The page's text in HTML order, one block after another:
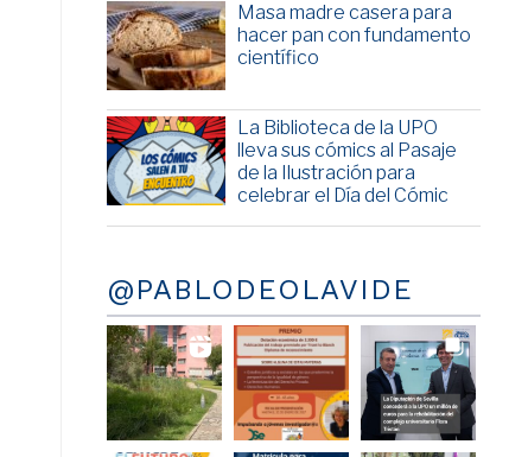
Masa madre casera para
hacer pan con fundamento
científico
La Biblioteca de la UPO
lleva sus cómics al Pasaje
de la Ilustración para
celebrar el Día del Cómic
@PABLODEOLAVIDE